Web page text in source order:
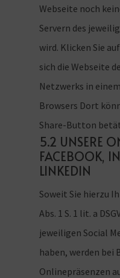
Webseite noch
Servern des
wird. Klicken Sie
sich die Webseite
Netzwerks in
Browsers Dort
Share-Button
5.2 UNSERE
FACEBOOK,
LINKEDIN
Soweit Sie hierzu
Abs. 1 S. 1 lit. a
jeweiligen Social
haben, werden bei
Onlinepräsenzen